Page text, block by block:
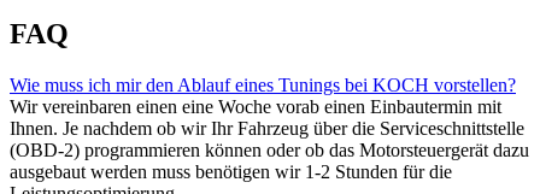
FAQ
Wie muss ich mir den Ablauf eines Tunings bei KOCH vorstellen?
Wir vereinbaren einen eine Woche vorab einen Einbautermin mit
Ihnen. Je nachdem ob wir Ihr Fahrzeug über die Serviceschnittstelle
(OBD-2) programmieren können oder ob das Motorsteuergerät dazu
ausgebaut werden muss benötigen wir 1-2 Stunden für die